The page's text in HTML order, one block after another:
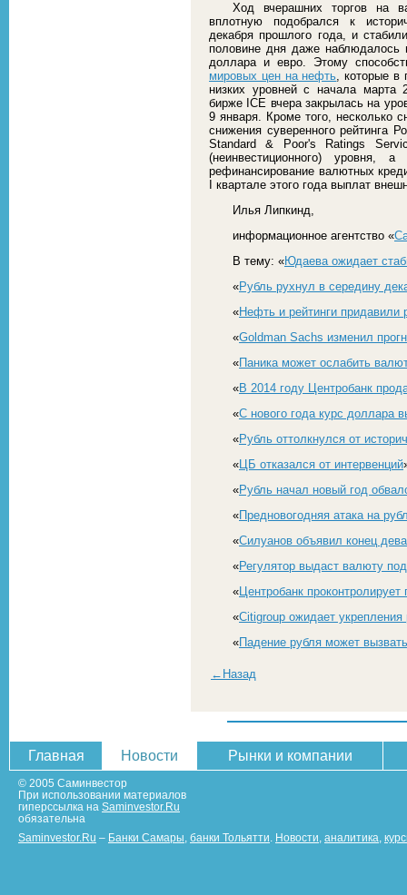
Ход вчерашних торгов на
вплотную подобрался к
декабря прошлого года, и
половине дня даже наблюдалось
доллара и евро. Этому
мировых цен на нефть, которые в
низких уровней с начала
бирже ICE вчера закрылась на
9 января. Кроме того, несколько
снижения суверенного рейтинга
Standard & Poor's Ratings
(неинвестиционного)
рефинансирование валютных
I квартале этого года выплат
Илья Липкинд,
информационное агентство «
В тему: «Юдаева ожидает
«Рубль рухнул в середину
«Нефть и рейтинги придавили
«Goldman Sachs изменил
«Паника может ослабить
«В 2014 году Центробанк
«С нового года курс доллара
«Рубль оттолкнулся от
«ЦБ отказался от интервенций
«Рубль начал новый год
«Предновогодняя атака на
«Силуанов объявил конец
«Регулятор выдаст валюту
«Центробанк
«Citigroup ожидает
«Падение рубля может
←Назад
Главная Новости Рынки и компании
© 2005 Саминвестор
При использовании материалов
гиперссылка на Saminvestor.Ru
обязательна
Saminvestor.Ru – Банки Самары банки Тольятти Новости аналитика